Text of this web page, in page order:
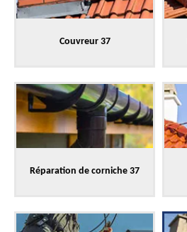
Couvreur 37
Réparation de corniche 37